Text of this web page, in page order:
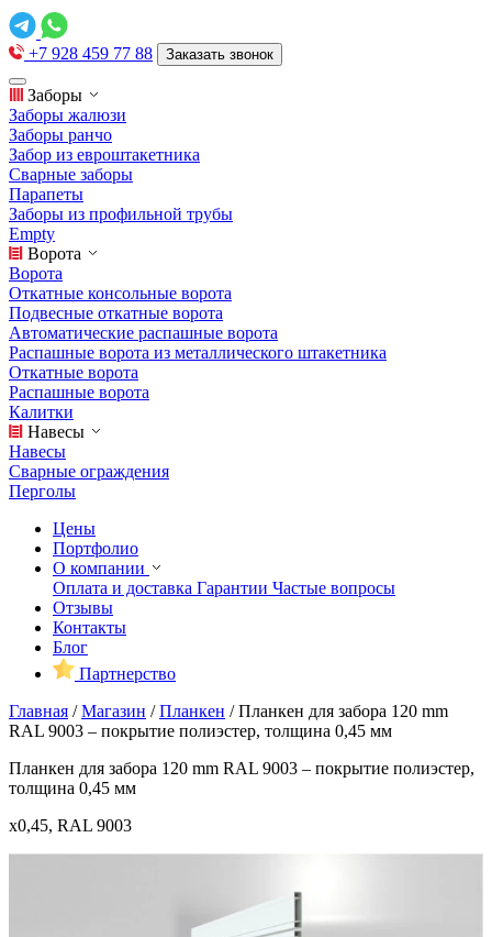
+7 928 459 77 88 Заказать звонок
Заборы
Заборы жалюзи
Заборы ранчо
Забор из евроштакетника
Сварные заборы
Парапеты
Заборы из профильной трубы
Empty
Ворота
Ворота
Откатные консольные ворота
Подвесные откатные ворота
Автоматические распашные ворота
Распашные ворота из металлического штакетника
Откатные ворота
Распашные ворота
Калитки
Навесы
Навесы
Сварные ограждения
Перголы
Цены
Портфолио
О компании
Оплата и доставка Гарантии Частые вопросы
Отзывы
Контакты
Блог
Партнерство
Главная /Магазин /Планкен /Планкен для забора 120 mm
RAL 9003 – покрытие полиэстер, толщина 0,45 мм
Планкен для забора 120 mm RAL 9003 – покрытие полиэстер,
толщина 0,45 мм
x0,45, RAL 9003